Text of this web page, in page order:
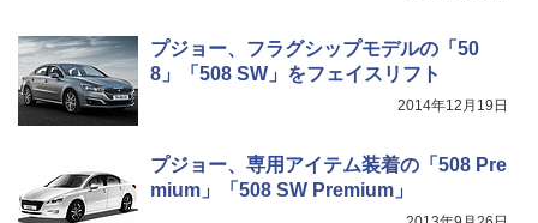
プジョー、フラグシップモデルの「50
8」「508 SW」をフェイスリフト
2014年12月19日
プジョー、専用アイテム装着の「508 Pre
mium」「508 SW Premium」